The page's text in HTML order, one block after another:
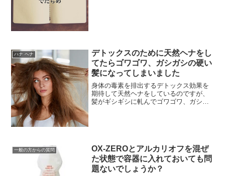
ハナ ヘナ
デトックスのために天然ヘナをし
てたらゴワゴワ、ガシガシの硬い
髪になってしまいました
身体の毒素を排出するデトックス効果を
期待して天然ヘナをしているのですが、
髪がギシギシに軋んでゴワゴワ、ガシガ
一般の方からの質問
OX-ZEROとアルカリオフを混ぜ
た状態で容器に入れておいても問
題ないでしょうか？